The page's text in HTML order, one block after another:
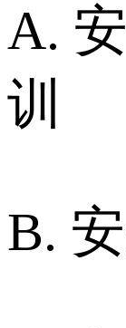
A.
训
B.